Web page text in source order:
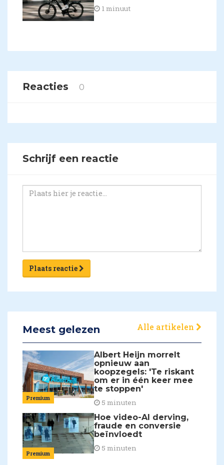
1 minuut
Reacties 0
Schrijf een reactie
Plaats reactie
Meest gelezen Alle artikelen
Premium
Albert Heijn morrelt
opnieuw aan
koopzegels: 'Te riskant
om er in één keer mee
te stoppen'
5 minuten
Premium
Hoe video-AI derving,
fraude en conversie
beïnvloedt
5 minuten